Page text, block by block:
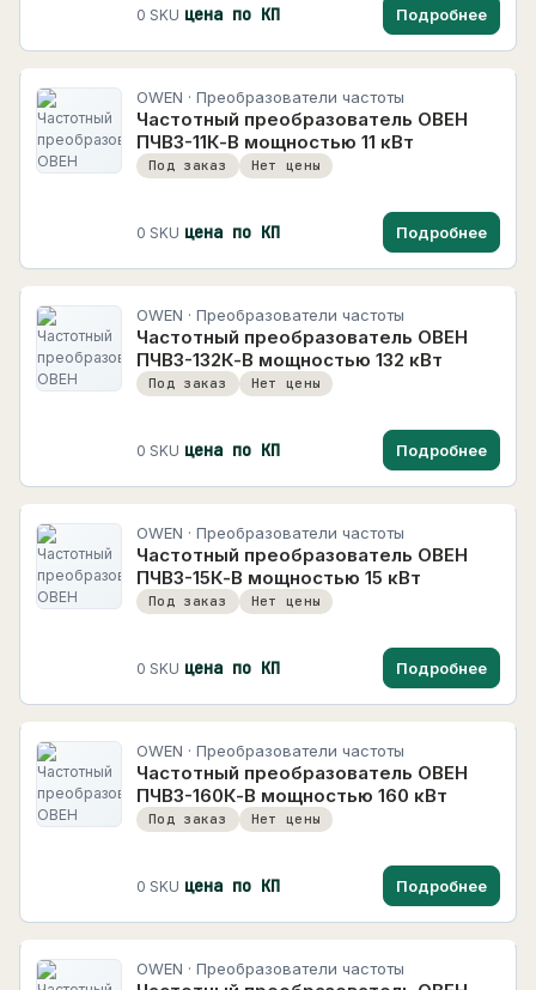
0 SKU цена по КП Подробнее
OWEN · Преобразователи частоты
Частотный преобразователь ОВЕН
ПЧВ3-11К-В мощностью 11 кВт
Под заказ Нет цены
0 SKU цена по КП Подробнее
OWEN · Преобразователи частоты
Частотный преобразователь ОВЕН
ПЧВ3-132К-В мощностью 132 кВт
Под заказ Нет цены
0 SKU цена по КП Подробнее
OWEN · Преобразователи частоты
Частотный преобразователь ОВЕН
ПЧВ3-15К-В мощностью 15 кВт
Под заказ Нет цены
0 SKU цена по КП Подробнее
OWEN · Преобразователи частоты
Частотный преобразователь ОВЕН
ПЧВ3-160К-В мощностью 160 кВт
Под заказ Нет цены
0 SKU цена по КП Подробнее
OWEN · Преобразователи частоты